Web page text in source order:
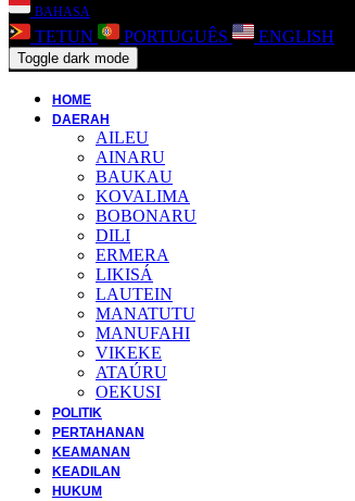
BAHASA
TETUN PORTUGUÊS ENGLISH
Toggle dark mode
HOME
DAERAH
AILEU
AINARU
BAUKAU
KOVALIMA
BOBONARU
DILI
ERMERA
LIKISÁ
LAUTEIN
MANATUTU
MANUFAHI
VIKEKE
ATAÚRU
OEKUSI
POLITIK
PERTAHANAN
KEAMANAN
KEADILAN
HUKUM